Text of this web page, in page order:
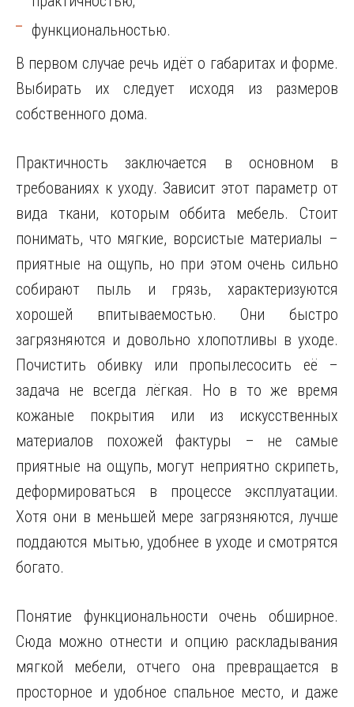
функциональностью.
В первом случае речь идёт о габаритах и форме.
Выбирать их следует исходя из размеров
собственного дома.
Практичность заключается в основном в
требованиях к уходу. Зависит этот параметр от
вида ткани, которым оббита мебель. Стоит
понимать, что мягкие, ворсистые материалы –
приятные на ощупь, но при этом очень сильно
собирают пыль и грязь, характеризуются
хорошей впитываемостью. Они быстро
загрязняются и довольно хлопотливы в уходе.
Почистить обивку или пропылесосить её –
задача не всегда лёгкая. Но в то же время
кожаные покрытия или из искусственных
материалов похожей фактуры – не самые
приятные на ощупь, могут неприятно скрипеть,
деформироваться в процессе эксплуатации.
Хотя они в меньшей мере загрязняются, лучше
поддаются мытью, удобнее в уходе и смотрятся
богато.
Понятие функциональности очень обширное.
Сюда можно отнести и опцию раскладывания
мягкой мебели, отчего она превращается в
просторное и удобное спальное место, и даже